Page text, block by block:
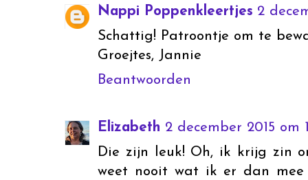
Nappi Poppenkleertjes 2
Schattig! Patroontje om te
Groejtes, Jannie
Beantwoorden
Elizabeth 2 december 2015 om
Die zijn leuk! Oh, ik krijg zin
weet nooit wat ik er dan